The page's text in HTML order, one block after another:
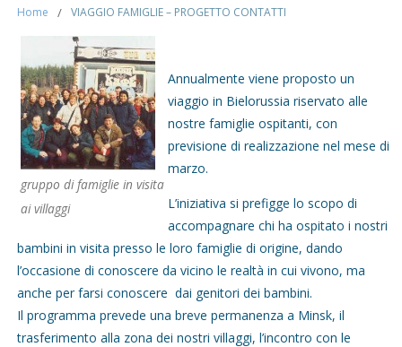
Home / VIAGGIO FAMIGLIE – PROGETTO CONTATTI
gruppo di famiglie in visita
ai villaggi
Annualmente viene proposto un
viaggio in Bielorussia riservato alle
nostre famiglie ospitanti, con
previsione di realizzazione nel mese di
marzo.
L’iniziativa si prefigge lo scopo di
accompagnare chi ha ospitato i nostri
bambini in visita presso le loro famiglie di origine, dando
l’occasione di conoscere da vicino le realtà in cui vivono, ma
anche per farsi conoscere dai genitori dei bambini.
Il programma prevede una breve permanenza a Minsk, il
trasferimento alla zona dei nostri villaggi, l’incontro con le